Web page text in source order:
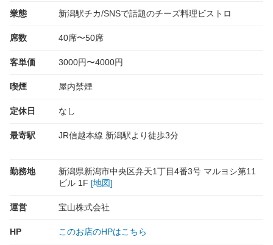
業態 新潟駅チカ/SNSで話題のチーズ料理ビストロ
席数 40席〜50席
客単価 3000円〜4000円
喫煙 屋内禁煙
定休日 なし
最寄駅 JR信越本線 新潟駅より徒歩3分
勤務地
新潟県新潟市中央区弁天1丁目4番3号 マルヨシ第11
ビル 1F [地図]
運営 宝山株式会社
HP このお店のHPはこちら